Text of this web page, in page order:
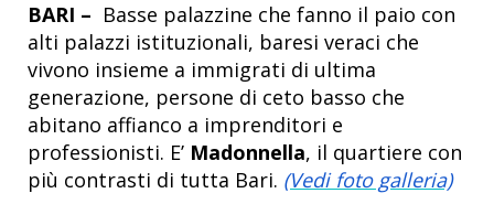
BARI – Basse palazzine che fanno il paio con
alti palazzi istituzionali, baresi veraci che
vivono insieme a immigrati di ultima
generazione, persone di ceto basso che
abitano affianco a imprenditori e
professionisti. E’ Madonnella, il quartiere con
più contrasti di tutta Bari. (Vedi foto galleria)